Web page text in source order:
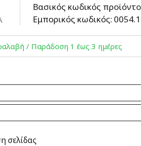
Βασικός κωδικός
Εμπορικός κωδικός:
/ Παράδoση 1 έως 3 ημέρες
σελίδας